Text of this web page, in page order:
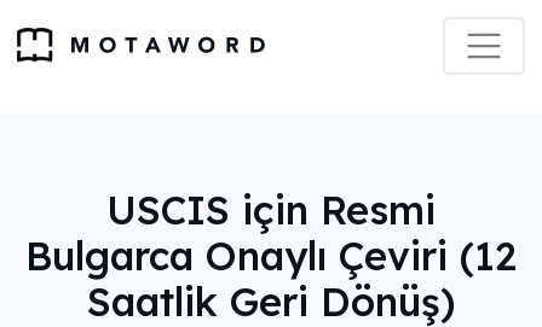
USCIS için Resmi
Bulgarca Onaylı Çeviri (12
Saatlik Geri Dönüş)